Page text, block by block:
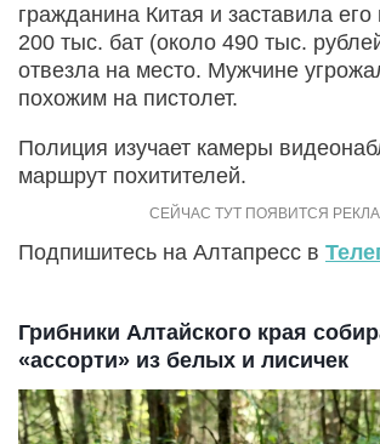
гражданина Китая и заставила
200 тыс. бат (около 490 тыс.
отвезла на место. Мужчине
похожим на пистолет.
Полиция изучает камеры
маршрут похитителей.
Подпишитесь на Алтапресс в
Грибники Алтайского края
«ассорти» из белых и лисичек